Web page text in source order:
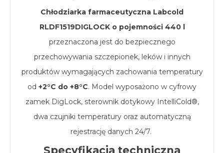
Chłodziarka farmaceutyczna Labcold
RLDF1519DIGLOCK o pojemności 440 l
przeznaczona jest do bezpiecznego
przechowywania szczepionek, leków i innych
produktów wymagających zachowania temperatury
od +2°C do +8°C. Model wyposażono w cyfrowy
zamek DigLock, sterownik dotykowy IntelliCold®,
dwa czujniki temperatury oraz automatyczną
rejestrację danych 24/7.
Specyfikacja techniczna